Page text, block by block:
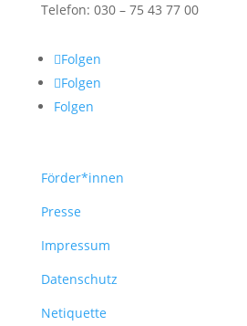
Telefon: 030 – 75 43 77 00
Folgen
Folgen
Folgen
Förder*innen
Presse
Impressum
Datenschutz
Netiquette